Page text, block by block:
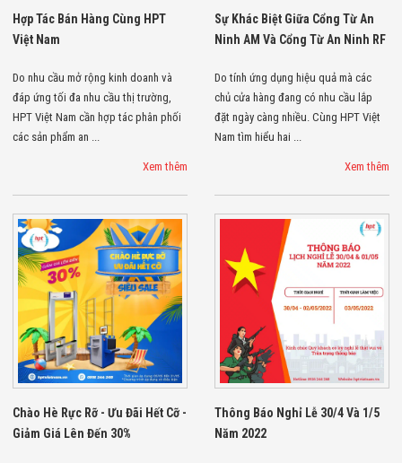
Hợp Tác Bán Hàng Cùng HPT
Việt Nam
Do nhu cầu mở rộng kinh doanh và
đáp ứng tối đa nhu cầu thị trường,
HPT Việt Nam cần hợp tác phân phối
các sản phẩm an ...
Xem thêm
Sự Khác Biệt Giữa Cổng Từ An
Ninh AM Và Cổng Từ An Ninh RF
Do tính ứng dụng hiệu quả mà các
chủ cửa hàng đang có nhu cầu lắp
đặt ngày càng nhiều. Cùng HPT Việt
Nam tìm hiểu hai ...
Xem thêm
Chào Hè Rực Rỡ - Ưu Đãi Hết Cỡ -
Giảm Giá Lên Đến 30%
Thông Báo Nghỉ Lễ 30/4 Và 1/5
Năm 2022